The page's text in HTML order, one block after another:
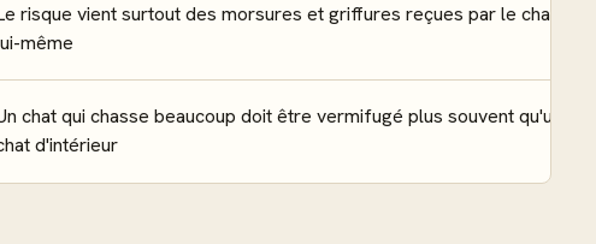
risque vient surtout des morsures et griffures reçues par le chat
même
chat qui chasse beaucoup doit être vermifugé plus souvent qu'un
d'intérieur